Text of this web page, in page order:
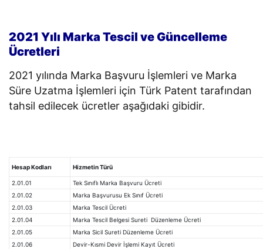
2021 Yılı Marka Tescil ve Güncelleme
Ücretleri
2021 yılında Marka Başvuru İşlemleri ve Marka
Süre Uzatma İşlemleri için Türk Patent tarafından
tahsil edilecek ücretler aşağıdaki gibidir.
Hesap Kodları Hizmetin Türü
2.01.01
Tek Sınıflı Marka Başvuru Ücreti
2.01.02
Marka Başvurusu Ek Sınıf Ücreti
2.01.03
Marka Tescil Ücreti
2.01.04
Marka Tescil Belgesi Sureti Düzenleme Ücreti
2.01.05
Marka Sicil Sureti Düzenleme Ücreti
2.01.06
Devir-Kısmi Devir İşlemi Kayıt Ücreti